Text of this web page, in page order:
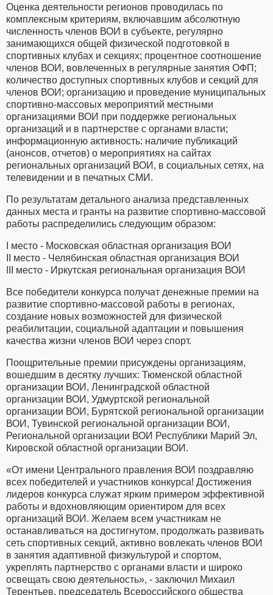
Оценка деятельности регионов проводилась по
комплексным критериям, включавшим абсолютную
численность членов ВОИ в субъекте, регулярно
занимающихся общей физической подготовкой в
спортивных клубах и секциях; процентное соотношение
членов ВОИ, вовлеченных в регулярные занятия ОФП;
количество доступных спортивных клубов и секций для
членов ВОИ; организацию и проведение муниципальных
спортивно-массовых мероприятий местными
организациями ВОИ при поддержке региональных
организаций и в партнерстве с органами власти;
информационную активность: наличие публикаций
(анонсов, отчетов) о мероприятиях на сайтах
региональных организаций ВОИ, в социальных сетях, на
телевидении и в печатных СМИ.
По результатам детального анализа представленных
данных места и гранты на развитие спортивно-массовой
работы распределились следующим образом:
I место - Московская областная организация ВОИ
II место - Челябинская областная организация ВОИ
III место - Иркутская региональная организация ВОИ
Все победители конкурса получат денежные премии на
развитие спортивно-массовой работы в регионах,
создание новых возможностей для физической
реабилитации, социальной адаптации и повышения
качества жизни членов ВОИ через спорт.
Поощрительные премии присуждены организациям,
вошедшим в десятку лучших: Тюменской областной
организации ВОИ, Ленинградской областной
организации ВОИ, Удмуртской региональной
организации ВОИ, Бурятской региональной организации
ВОИ, Тувинской региональной организации ВОИ,
Региональной организации ВОИ Республики Марий Эл,
Кировской областной организации ВОИ.
«От имени Центрального правления ВОИ поздравляю
всех победителей и участников конкурса! Достижения
лидеров конкурса служат ярким примером эффективной
работы и вдохновляющим ориентиром для всех
организаций ВОИ. Желаем всем участникам не
останавливаться на достигнутом, продолжать развивать
сеть спортивных секций, активно вовлекать членов ВОИ
в занятия адаптивной физкультурой и спортом,
укреплять партнерство с органами власти и широко
освещать свою деятельность», - заключил Михаил
Терентьев, председатель Всероссийского общества